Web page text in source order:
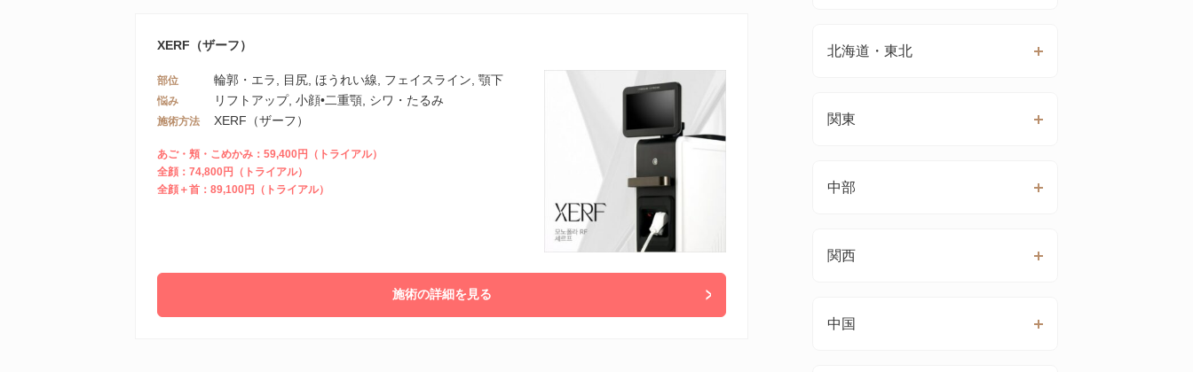
XERF（ザーフ）
部位 輪郭・エラ, 目尻, ほうれい線, フェイスライン, 顎下
悩み リフトアップ, 小顔•二重顎, シワ・たるみ
施術方法 XERF（ザーフ）
あご・頬・こめかみ：59,400円（トライアル）
全顔：74,800円（トライアル）
全顔＋首：89,100円（トライアル）
施術の詳細を見る
北海道・東北
関東
中部
関西
中国